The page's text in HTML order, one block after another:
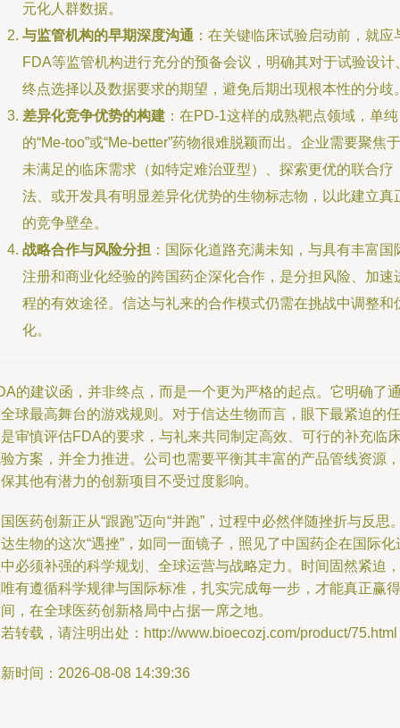
元化人群数据。
与监管机构的早期深度沟通 ：在关键临床试验启动前，就应
FDA等监管机构进行充分的预备会议，明确其对于试验设计
终点选择以及数据要求的期望，避免后期出现根本性的分歧
差异化竞争优势的构建 ：在PD-1这样的成熟靶点领域，单纯
的“Me-too”或“Me-better”药物很难脱颖而出。企业需要聚焦于
未满足的临床需求（如特定难治亚型）、探索更优的联合疗
法、或开发具有明显差异化优势的生物标志物，以此建立真
的竞争壁垒。
战略合作与风险分担 ：国际化道路充满未知，与具有丰富国
注册和商业化经验的跨国药企深化合作，是分担风险、加速
程的有效途径。信达与礼来的合作模式仍需在挑战中调整和
化。
的建议函，并非终点，而是一个更为严格的起点。它明确了
球最高舞台的游戏规则。对于信达生物而言，眼下最紧迫的任
审慎评估FDA的要求，与礼来共同制定高效、可行的补充临
方案，并全力推进。公司也需要平衡其丰富的产品管线资源，
其他有潜力的创新项目不受过度影响。
医药创新正从“跟跑”迈向“并跑”，过程中必然伴随挫折与反思
生物的这次“遇挫”，如同一面镜子，照见了中国药企在国际化
必须补强的科学规划、全球运营与战略定力。时间固然紧迫，
有遵循科学规律与国际标准，扎实完成每一步，才能真正赢得
，在全球医药创新格局中占据一席之地。
转载，请注明出处：http://www.bioecozj.com/product/75.html
时间：2026-08-08 14:39:36